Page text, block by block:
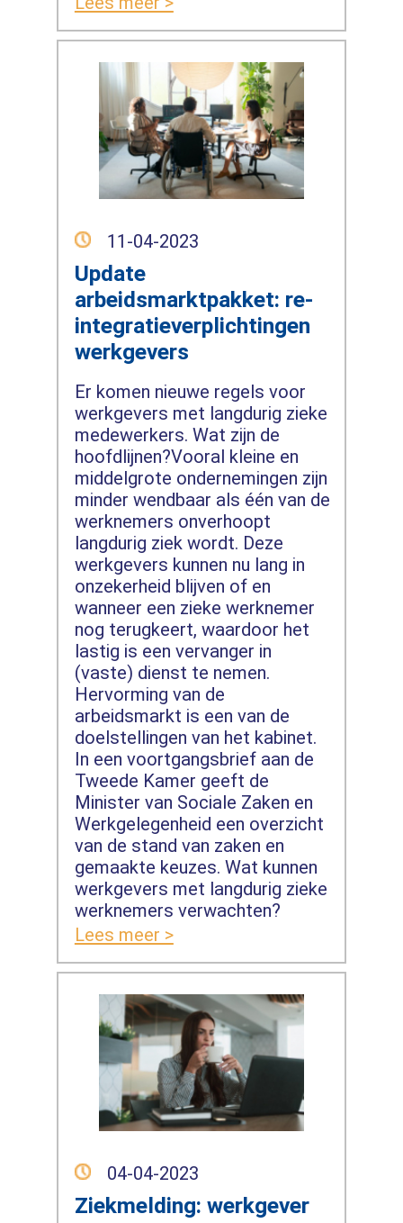
11-04-2023
Update
arbeidsmarktpakket: re-
integratieverplichtingen
werkgevers
Er komen nieuwe regels voor
werkgevers met langdurig zieke
medewerkers. Wat zijn de
hoofdlijnen?Vooral kleine en
middelgrote ondernemingen zijn
minder wendbaar als één van de
werknemers onverhoopt
langdurig ziek wordt. Deze
werkgevers kunnen nu lang in
onzekerheid blijven of en
wanneer een zieke werknemer
nog terugkeert, waardoor het
lastig is een vervanger in
(vaste) dienst te nemen.
Hervorming van de
arbeidsmarkt is een van de
doelstellingen van het kabinet.
In een voortgangsbrief aan de
Tweede Kamer geeft de
Minister van Sociale Zaken en
Werkgelegenheid een overzicht
van de stand van zaken en
gemaakte keuzes. Wat kunnen
werkgevers met langdurig zieke
werknemers verwachten?
Lees meer >
04-04-2023
Ziekmelding: werkgever